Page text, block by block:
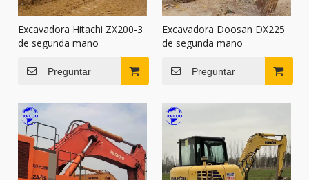
Excavadora Hitachi ZX200-3
de segunda mano
Preguntar
Excavadora Doosan DX225
de segunda mano
Preguntar